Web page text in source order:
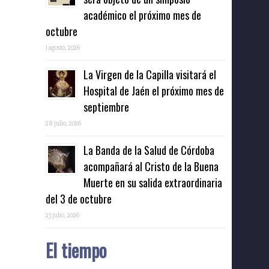
académico el próximo mes de
octubre
1 agosto, 2026
La Virgen de la Capilla visitará el
Hospital de Jaén el próximo mes de
septiembre
28 julio, 2026
La Banda de la Salud de Córdoba
acompañará al Cristo de la Buena
Muerte en su salida extraordinaria
del 3 de octubre
23 julio, 2026
El tiempo